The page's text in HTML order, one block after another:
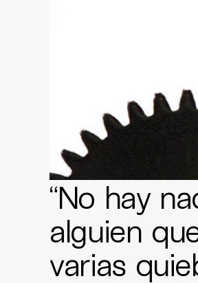
“No hay
alguien
varias